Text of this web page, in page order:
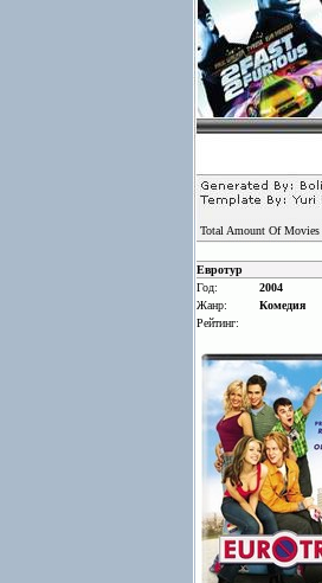
Total Amount Of Movies
Евротур
Год:
2004
Жанр:
Комедия
Рейтинг: